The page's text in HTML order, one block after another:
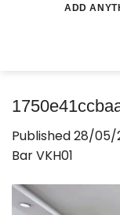
ADD
Published28/05/
Bar VKH01